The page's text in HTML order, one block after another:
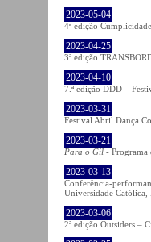
2023-05-04
4ª edição
2023-04-25
3ª edição
2023-04-10
7.ª edição DDD –
2023-03-31
Festival Abril Dança
2023-03-21
Para o Gil - Programa
2023-03-13
Conferência-
Universidade Católica,
2023-03-06
2ª edição Outsiders –